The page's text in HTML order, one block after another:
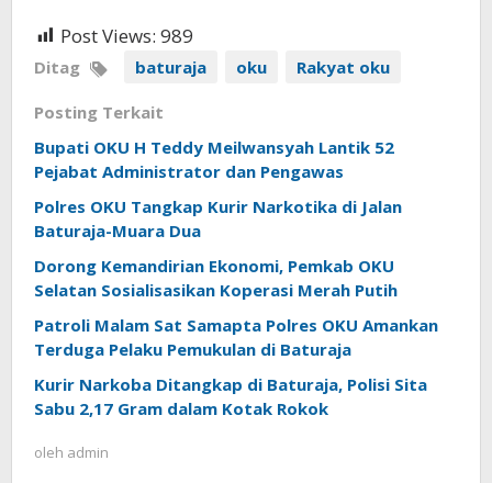
Post Views: 989
Ditag baturaja oku Rakyat oku
Posting Terkait
Bupati OKU H Teddy Meilwansyah Lantik 52
Pejabat Administrator dan Pengawas
Polres OKU Tangkap Kurir Narkotika di Jalan
Baturaja-Muara Dua
Dorong Kemandirian Ekonomi, Pemkab OKU
Selatan Sosialisasikan Koperasi Merah Putih
Patroli Malam Sat Samapta Polres OKU Amankan
Terduga Pelaku Pemukulan di Baturaja
Kurir Narkoba Ditangkap di Baturaja, Polisi Sita
Sabu 2,17 Gram dalam Kotak Rokok
oleh admin